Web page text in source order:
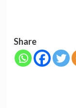
Share